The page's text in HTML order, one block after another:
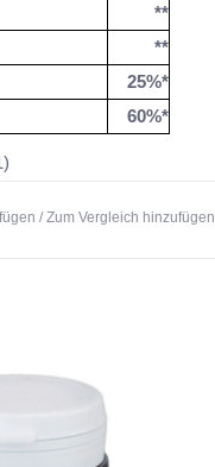
**
**
25%*
60%*
Acerola-
/ Zum Vergleich hinzufügen